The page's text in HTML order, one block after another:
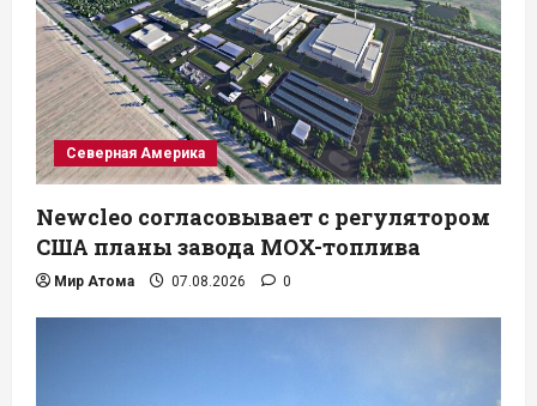
Северная Америка
Newcleo согласовывает с регулятором
США планы завода MOX-топлива
Мир Атома 07.08.2026 0